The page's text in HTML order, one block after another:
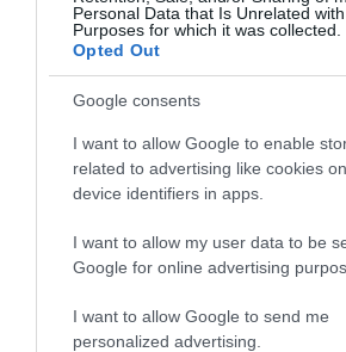
Personal Data that Is Unrelated
Purposes for which it was collected.
Opted Out
Google consents
I want to allow Google to enable
related to advertising like cookies
device identifiers in apps.
I want to allow my user data to be
Google for online advertising
I want to allow Google to send me
personalized advertising.